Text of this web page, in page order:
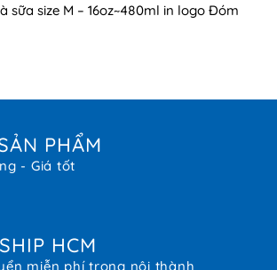
sữa size M – 16oz~480ml in logo Đóm
PHẨM
- Giá tốt
HCM
miễn phí trong nội thành